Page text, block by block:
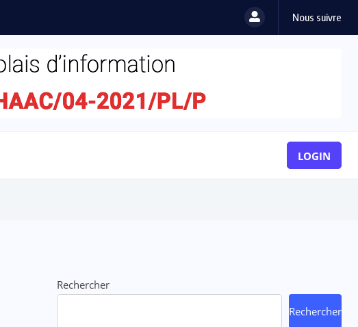
en ébullition : l’Adjafi Fashion Day... Nous suivre
LOGIN
Rechercher
Rechercher